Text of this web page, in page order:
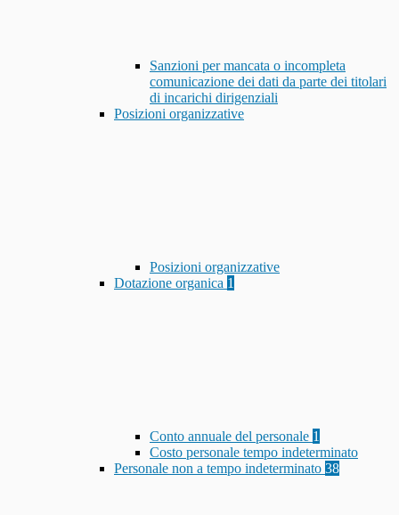
Sanzioni per mancata o incompleta
comunicazione dei dati da parte dei titolari
di incarichi dirigenziali
Posizioni organizzative
Posizioni organizzative
Dotazione organica 1
Conto annuale del personale 1
Costo personale tempo indeterminato
Personale non a tempo indeterminato 38